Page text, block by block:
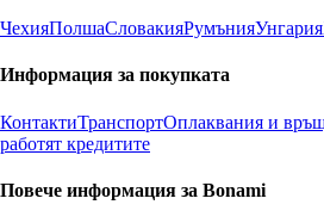
ЧехияПолшаСловакияРумънияУнгария
Информация за покупката
КонтактиТранспортОплаквания и
работят кредитите
Повече информация за Bonami